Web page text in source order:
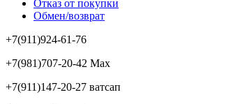
Отказ от покупки
Обмен/возврат
+7(911)924-61-76
+7(981)707-20-42 Max
+7(911)147-20-27 ватсап